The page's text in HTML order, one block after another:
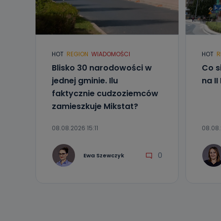
Telewizja
19 nie
Telewizji
19 dostępu
ich
sprzeciwu
Jakie
HOT REGION WIADOMOŚCI
Blisko 30 narodowości w
jednej gminie. Ilu
faktycznie cudzoziemców
zamieszkuje Mikstat?
08.08.2026 15:11
Ewa Szewczyk 0
HOT
Co
na II